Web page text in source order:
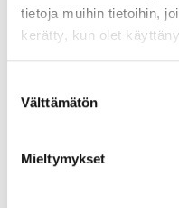
tietoja muihin tietoihin,
kerätty, kun olet
valinta
Välttämätön
Mieltymykset
Liittyvät tuotteet
90282119